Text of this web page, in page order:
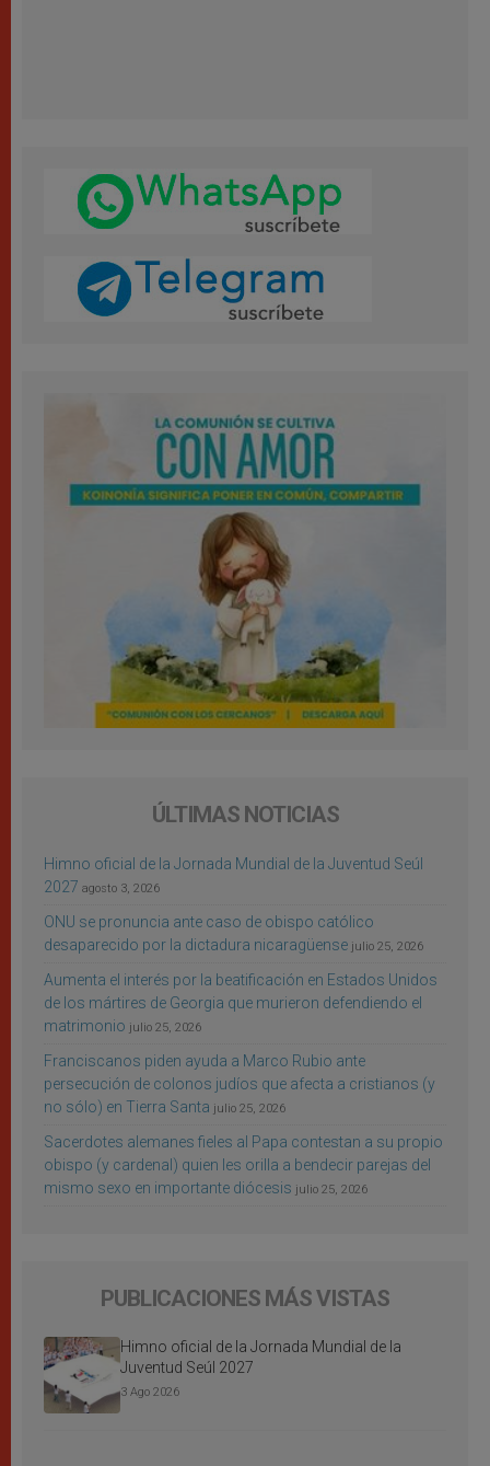
ÚLTIMAS NOTICIAS
Himno oficial de la Jornada Mundial de la Juventud Seúl
2027 agosto 3, 2026
ONU se pronuncia ante caso de obispo católico
desaparecido por la dictadura nicaragüense julio 25, 2026
Aumenta el interés por la beatificación en Estados Unidos
de los mártires de Georgia que murieron defendiendo el
matrimonio julio 25, 2026
Franciscanos piden ayuda a Marco Rubio ante
persecución de colonos judíos que afecta a cristianos (y
no sólo) en Tierra Santa julio 25, 2026
Sacerdotes alemanes fieles al Papa contestan a su propio
obispo (y cardenal) quien les orilla a bendecir parejas del
mismo sexo en importante diócesis julio 25, 2026
PUBLICACIONES MÁS VISTAS
Himno oficial de la Jornada Mundial de la
Juventud Seúl 2027
3 Ago 2026